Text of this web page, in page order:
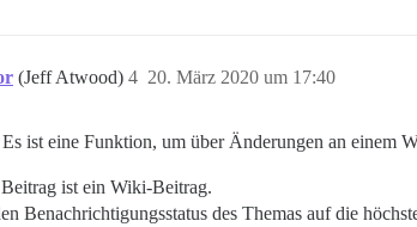
(Jeff Atwood) 20. März 2020 um 17:40
4
ist eine Funktion, um über Änderungen an einem
ist ein Wiki-Beitrag.
Benachrichtigungsstatus des Themas auf die